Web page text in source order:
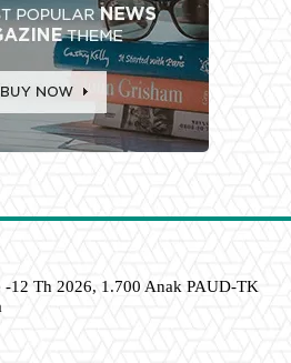
12 Th 2026, 1.700 Anak PAUD-TK